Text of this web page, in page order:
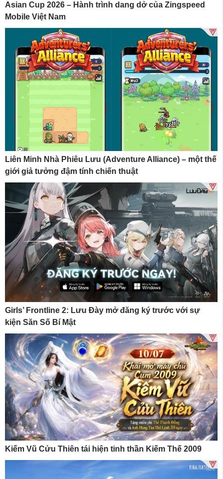
Asian Cup 2026 – Hành trình dang dở của Zingspeed
Mobile Việt Nam
Liên Minh Nhà Phiêu Lưu (Adventure Alliance) – một thế
giới giả tưởng đậm tính chiến thuật
Girls’ Frontline 2: Lưu Đày mở đăng ký trước với sự
kiện Săn Số Bí Mật
Kiếm Vũ Cửu Thiên tái hiện tinh thần Kiếm Thế 2009